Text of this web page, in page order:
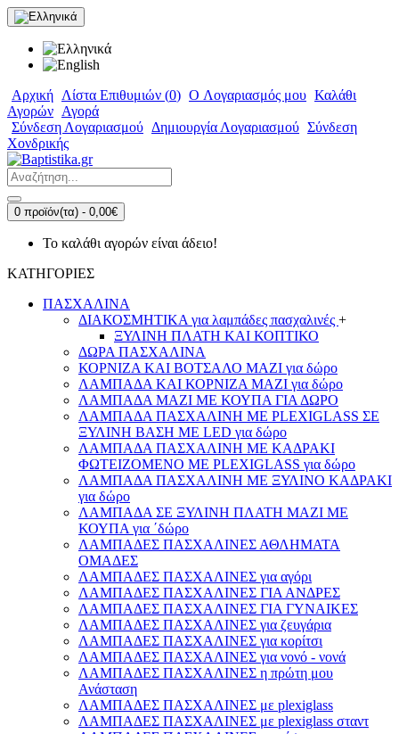
Αρχική Λίστα Επιθυμιών (0) O Λογαριασμός μου Καλάθι
Αγορών Αγορά
Σύνδεση Λογαριασμού Δημιουργία Λογαριασμού Σύνδεση
Χονδρικής
0 προϊόν(τα) - 0,00€
Το καλάθι αγορών είναι άδειο!
ΚΑΤΗΓΟΡΙΕΣ
ΠΑΣΧΑΛΙΝΑ
ΔΙΑΚΟΣΜΗΤΙΚΑ για λαμπάδες πασχαλινές +
ΞΥΛΙΝΗ ΠΛΑΤΗ ΚΑΙ ΚΟΠΤΙΚΟ
ΔΩΡΑ ΠΑΣΧΑΛΙΝΑ
ΚΟΡΝΙΖΑ ΚΑΙ ΒΟΤΣΑΛΟ ΜΑΖΙ για δώρο
ΛΑΜΠΑΔΑ ΚΑΙ ΚΟΡΝΙΖΑ ΜΑΖΙ για δώρο
ΛΑΜΠΑΔΑ ΜΑΖΙ ΜΕ ΚΟΥΠΑ ΓΙΑ ΔΩΡΟ
ΛΑΜΠΑΔΑ ΠΑΣΧΑΛΙΝΗ ΜΕ PLEXIGLASS ΣΕ
ΞΥΛΙΝΗ ΒΑΣΗ ΜΕ LED για δώρο
ΛΑΜΠΑΔΑ ΠΑΣΧΑΛΙΝΗ ΜΕ ΚΑΔΡΑΚΙ
ΦΩΤΕΙΖΟΜΕΝΟ ΜΕ PLEXIGLASS για δώρο
ΛΑΜΠΑΔΑ ΠΑΣΧΑΛΙΝΗ ΜΕ ΞΥΛΙΝΟ ΚΑΔΡΑΚΙ
για δώρο
ΛΑΜΠΑΔΑ ΣΕ ΞΥΛΙΝΗ ΠΛΑΤΗ ΜΑΖΙ ΜΕ
ΚΟΥΠΑ για ΄δώρο
ΛΑΜΠΑΔΕΣ ΠΑΣΧΑΛΙΝΕΣ ΑΘΛΗΜΑΤΑ
ΟΜΑΔΕΣ
ΛΑΜΠΑΔΕΣ ΠΑΣΧΑΛΙΝΕΣ για αγόρι
ΛΑΜΠΑΔΕΣ ΠΑΣΧΑΛΙΝΕΣ ΓΙΑ ΑΝΔΡΕΣ
ΛΑΜΠΑΔΕΣ ΠΑΣΧΑΛΙΝΕΣ ΓΙΑ ΓΥΝΑΙΚΕΣ
ΛΑΜΠΑΔΕΣ ΠΑΣΧΑΛΙΝΕΣ για ζευγάρια
ΛΑΜΠΑΔΕΣ ΠΑΣΧΑΛΙΝΕΣ για κορίτσι
ΛΑΜΠΑΔΕΣ ΠΑΣΧΑΛΙΝΕΣ για νονό - νονά
ΛΑΜΠΑΔΕΣ ΠΑΣΧΑΛΙΝΕΣ η πρώτη μου
Ανάσταση
ΛΑΜΠΑΔΕΣ ΠΑΣΧΑΛΙΝΕΣ με plexiglass
ΛΑΜΠΑΔΕΣ ΠΑΣΧΑΛΙΝΕΣ με plexiglass σταντ